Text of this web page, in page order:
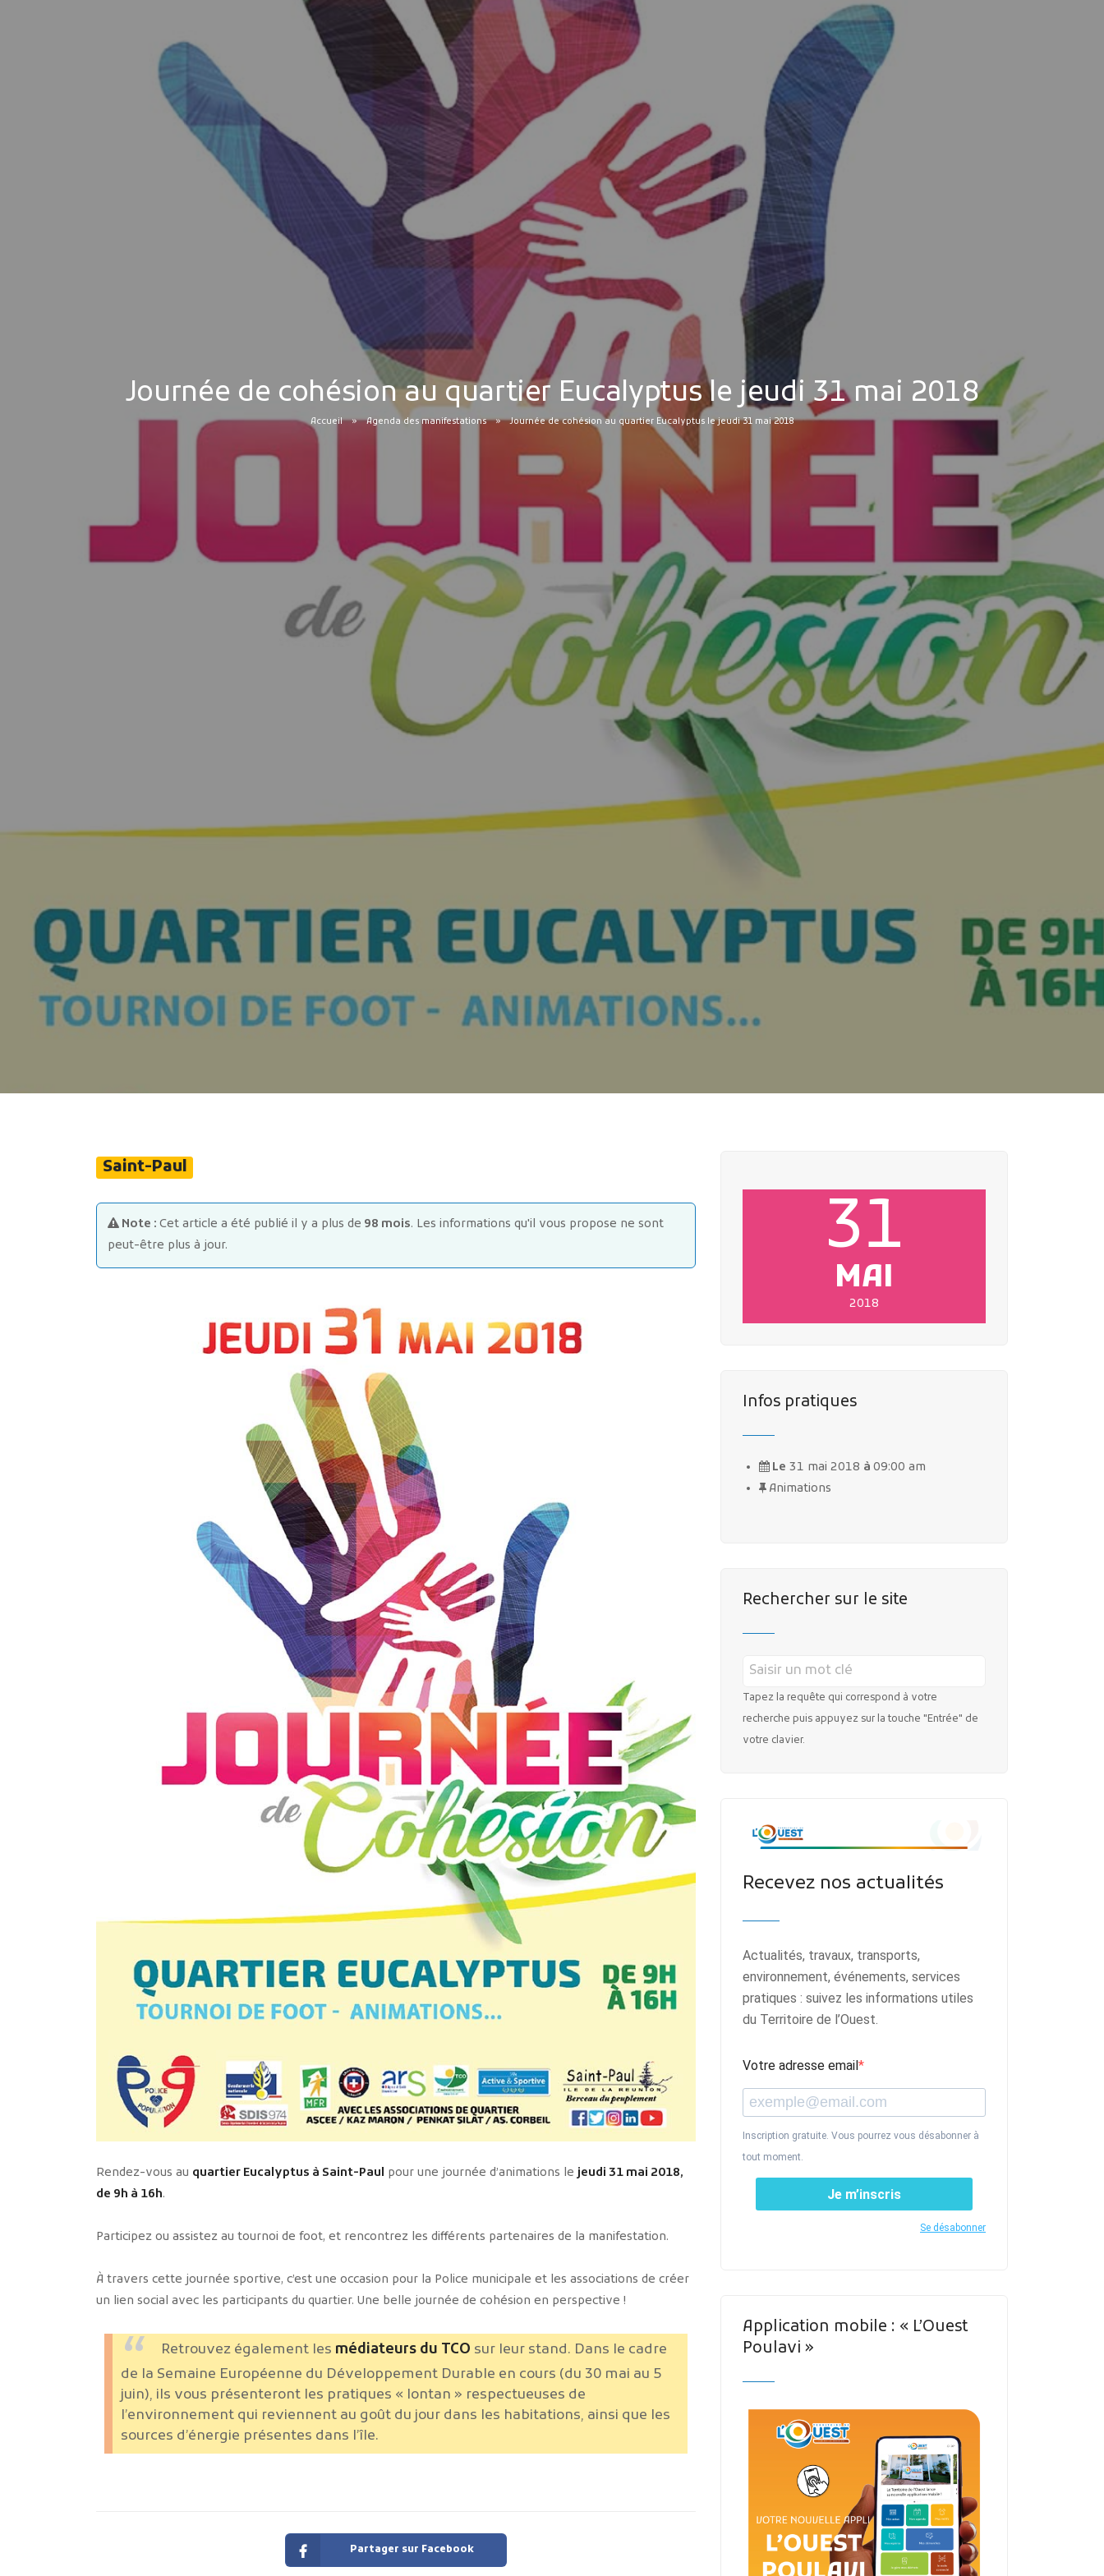
Publicité des actes
Marchés publics
Projets financés par l'Europe
Journée de cohésion au quartier Eucalyptus le jeudi 31 mai 2018
Accueil Agenda des manifestations Journée de cohésion au quartier Eucalyptus le jeudi 31 mai 2018
Saint-Paul
Note : Cet article a été publié il y a plus de 98 mois. Les informations qu'il vous propose ne sont
peut-être plus à jour.
Rendez-vous au quartier Eucalyptus à Saint-Paul pour une journée d’animations le jeudi 31 mai 2018,
de 9h à 16h.
Participez ou assistez au tournoi de foot, et rencontrez les différents partenaires de la manifestation.
À travers cette journée sportive, c’est une occasion pour la Police municipale et les associations de créer
un lien social avec les participants du quartier. Une belle journée de cohésion en perspective !
Retrouvez également les médiateurs du TCO sur leur stand. Dans le cadre
de la Semaine Européenne du Développement Durable en cours (du 30 mai au 5
juin), ils vous présenteront les pratiques « lontan » respectueuses de
l’environnement qui reviennent au goût du jour dans les habitations, ainsi que les
sources d’énergie présentes dans l’île.
Partager sur Facebook
31
MAI
2018
Infos pratiques
Le 31 mai 2018 à 09:00 am
Animations
Rechercher sur le site
Tapez la requête qui correspond à votre
recherche puis appuyez sur la touche "Entrée" de
votre clavier.
Recevez nos actualités
Actualités, travaux, transports,
environnement, événements, services
pratiques : suivez les informations utiles
du Territoire de l’Ouest.
Votre adresse email
Inscription gratuite. Vous pourrez vous désabonner à
tout moment.
Je m’inscris
Se désabonner
Application mobile : « L’Ouest
Poulavi »